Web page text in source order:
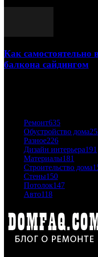
Как
балкона сайдингом
Ремонт635
Обустройство дома
Разное226
Дизайн интерьера191
Материалы181
Строительство дома
Стены150
Потолок147
Авто118